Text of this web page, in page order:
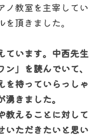
ノ教室を主宰してい
頂きました。
ています。中西先生
」を読んでいて、
を持っていらっしゃ
きました。
教えることに対して
いただきたいと思い